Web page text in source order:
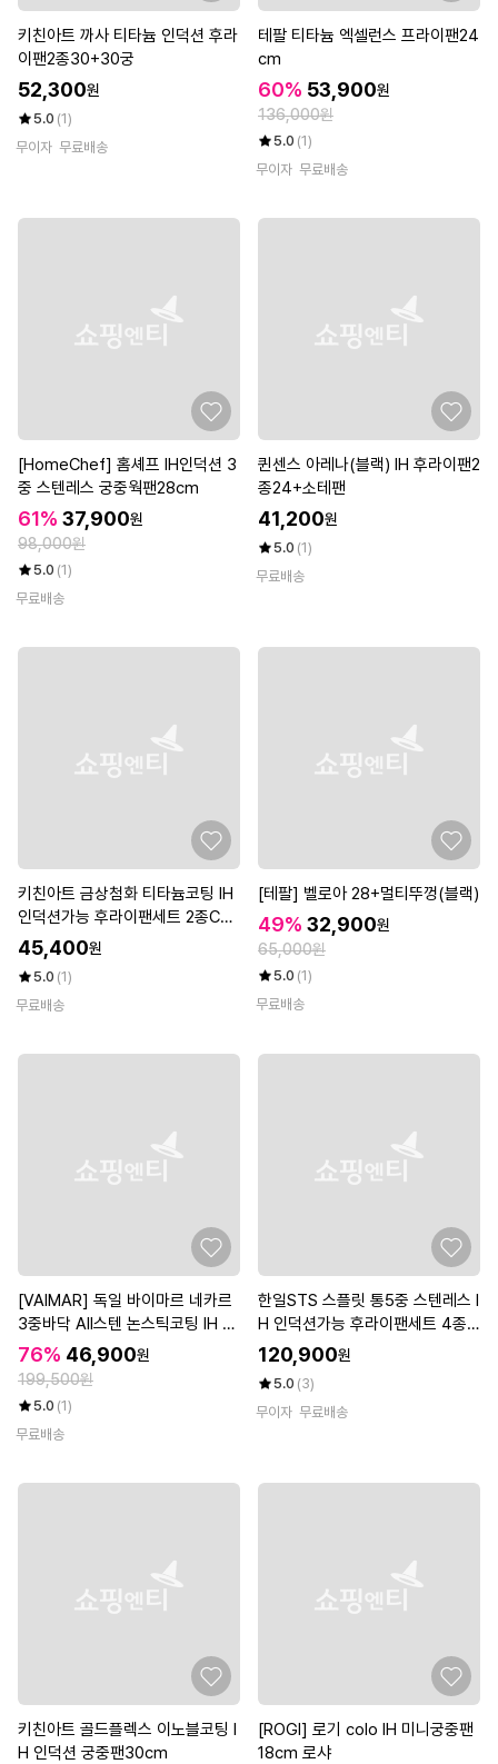
키친아트 까사 티타늄 인덕션 후라
이팬2종30+30궁
52,300원
5.0 (1)
무이자 무료배송
테팔 티타늄 엑셀런스 프라이팬24
cm
60% 53,900원
136,000원
5.0 (1)
무이자 무료배송
[HomeChef] 홈셰프 IH인덕션 3
중 스텐레스 궁중웍팬28cm
61% 37,900원
98,000원
5.0 (1)
무료배송
퀸센스 아레나(블랙) IH 후라이팬2
종24+소테팬
41,200원
5.0 (1)
무료배송
키친아트 금상첨화 티타늄코팅 IH
인덕션가능 후라이팬세트 2종C
(후30+궁30)
45,400원
5.0 (1)
무료배송
[테팔] 벨로아 28+멀티뚜껑(블랙)
49% 32,900원
65,000원
5.0 (1)
무료배송
[VAIMAR] 독일 바이마르 네카르
3중바닥 All스텐 논스틱코팅 IH 후
라이팬 3종세트(28+28궁+20에
그)
76% 46,900원
199,500원
5.0 (1)
무료배송
한일STS 스플릿 통5중 스텐레스 I
H 인덕션가능 후라이팬세트 4종
(후20+28+궁20+28)
120,900원
5.0 (3)
무이자 무료배송
키친아트 골드플렉스 이노블코팅 I
H 인덕션 궁중팬30cm
[ROGI] 로기 colo IH 미니궁중팬
18cm 로샤